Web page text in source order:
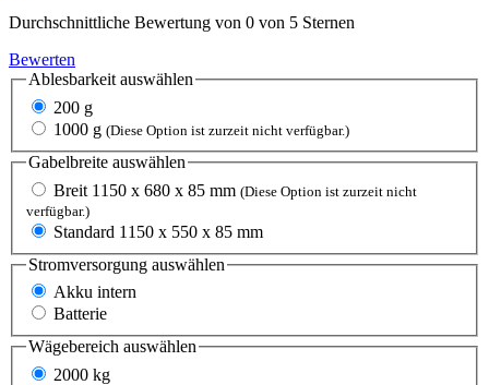
Durchschnittliche Bewertung von 0 von 5 Sternen
Bewerten
Ablesbarkeitauswählen
200 g
1000 g (Diese Option ist zurzeit nicht verfügbar.)
Gabelbreite auswählen
Breit 1150 x 680 x 85 mm (Diese Option ist zurzeit nicht
verfügbar.)
Standard 1150 x 550 x 85 mm
Stromversorgung auswählen
Akku intern
Batterie
Wägebereich auswählen
2000 kg